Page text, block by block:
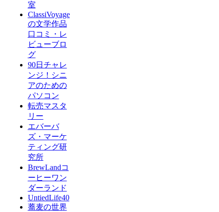
室
ClassiVoyage
の文学作品
口コミ・レ
ビューブロ
グ
90日チャレ
ンジ！シニ
アのための
パソコン
転売マスタ
リー
エバーバ
ズ・マーケ
ティング研
究所
BrewLandコ
ーヒーワン
ダーランド
UntiedLife40
蕎麦の世界